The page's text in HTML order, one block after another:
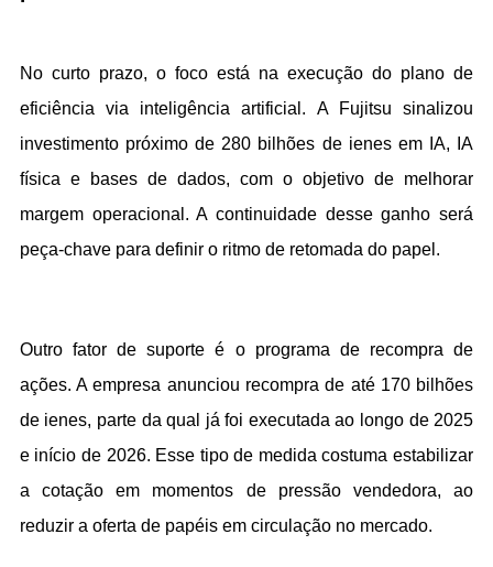
No curto prazo, o foco está na execução do plano de
eficiência via inteligência artificial. A Fujitsu sinalizou
investimento próximo de 280 bilhões de ienes em IA, IA
física e bases de dados, com o objetivo de melhorar
margem operacional. A continuidade desse ganho será
peça-chave para definir o ritmo de retomada do papel.
Outro fator de suporte é o programa de recompra de
ações. A empresa anunciou recompra de até 170 bilhões
de ienes, parte da qual já foi executada ao longo de 2025
e início de 2026. Esse tipo de medida costuma estabilizar
a cotação em momentos de pressão vendedora, ao
reduzir a oferta de papéis em circulação no mercado.